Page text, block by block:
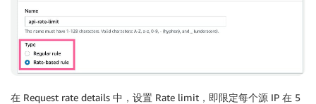
在 Request rate details 中，设置 Rate limit，即限定每个源 IP 在 5